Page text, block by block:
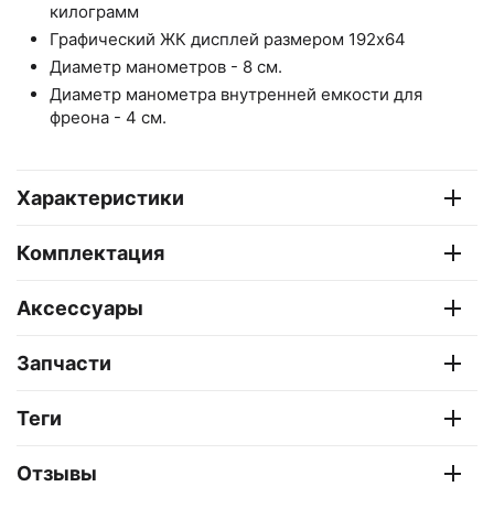
килограмм
Графический ЖК дисплей размером 192x64
Диаметр манометров - 8 см.
Диаметр манометра внутренней емкости для
фреона - 4 см.
Характеристики
Комплектация
Аксессуары
Запчасти
Теги
Отзывы